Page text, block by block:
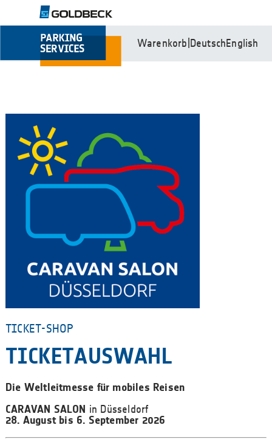
Warenkorb DeutschEnglish
TICKET-SHOP
TICKETAUSWAHL
Die Weltleitmesse für mobiles Reisen
CARAVAN SALON in Düsseldorf
28. August bis 6. September 2026